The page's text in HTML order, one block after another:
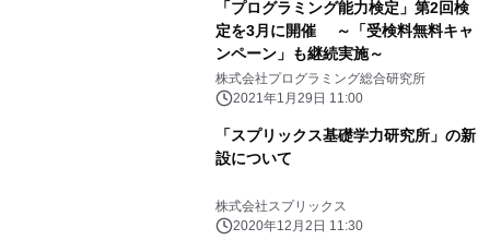
「プログラミング能力検定」第2回検
定を3月に開催 ～「受検料無料キャ
ンペーン」も継続実施～
株式会社プログラミング総合研究所
2021年1月29日 11:00
「スプリックス基礎学力研究所」の新
設について
株式会社スプリックス
2020年12月2日 11:30